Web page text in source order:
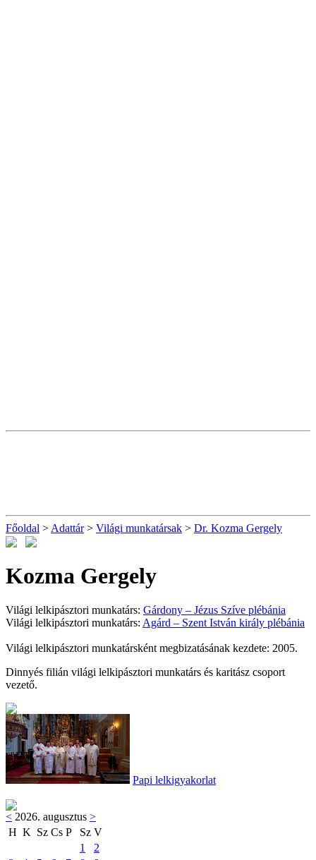
Főoldal > Adattár> Világi munkatársak > Dr. Kozma Gergely
Kozma Gergely
Világi lelkipásztori munkatárs: Gárdony – Jézus Szíve plébánia
Világi lelkipásztori munkatárs: Agárd – Szent István király plébánia
Világi lelkipásztori munkatársként megbizatásának kezdete: 2005.
Dinnyés filián világi lelkipásztori munkatárs és karitász csoport
vezető.
Papi lelkigyakorlat
< 2026. augusztus >
H K Sz Cs P Sz V
1
2